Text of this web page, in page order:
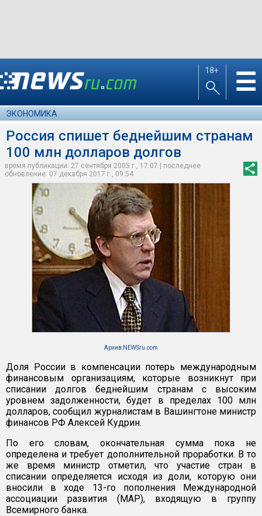
18+ ☰
ЭКОНОМИКА
Россия спишет беднейшим странам
100 млн долларов долгов
время публикации: 27 сентября 2005 г., 17:07 | последнее
обновление: 07 декабря 2017 г., 09:54
Архив NEWSru.com
Доля России в компенсации потерь международным
финансовым организациям, которые возникнут при
списании долгов беднейшим странам с высоким
уровнем задолженности, будет в пределах 100 млн
долларов, сообщил журналистам в Вашингтоне министр
финансов РФ Алексей Кудрин.
По его словам, окончательная сумма пока не
определена и требует дополнительной проработки. В то
же время министр отметил, что участие стран в
списании определяется исходя из доли, которую они
вносили в ходе 13-го пополнения Международной
ассоциации развития (МАР), входящую в группу
Всемирного банка.